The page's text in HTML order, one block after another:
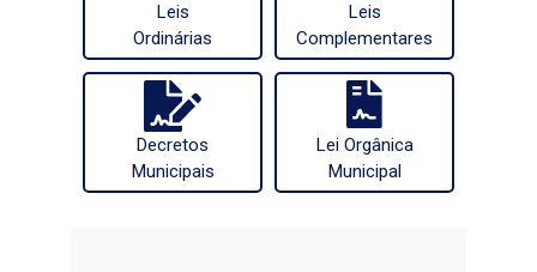
Leis
Ordinárias
Leis
Complementares
Decretos
Municipais
Lei Orgânica
Municipal